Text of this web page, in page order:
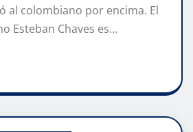
al colombiano por encima. El
Esteban Chaves es…